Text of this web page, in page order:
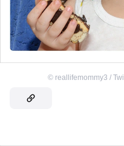
© reallifemommy3 /